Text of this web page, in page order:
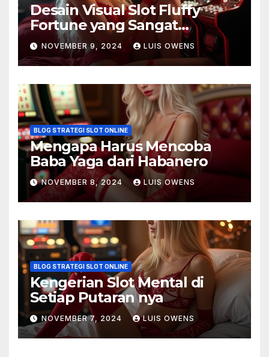
Desain Visual Slot Fluffy
Fortune yang Sangat
Memukau
NOVEMBER 9, 2024 LUIS OWENS
BLOG STRATEGI SLOT ONLINE
Mengapa Harus Mencoba
Baba Yaga dari Habanero
NOVEMBER 8, 2024 LUIS OWENS
BLOG STRATEGI SLOT ONLINE
Kengerian Slot Mental di
Setiap Putaran nya
NOVEMBER 7, 2024 LUIS OWENS